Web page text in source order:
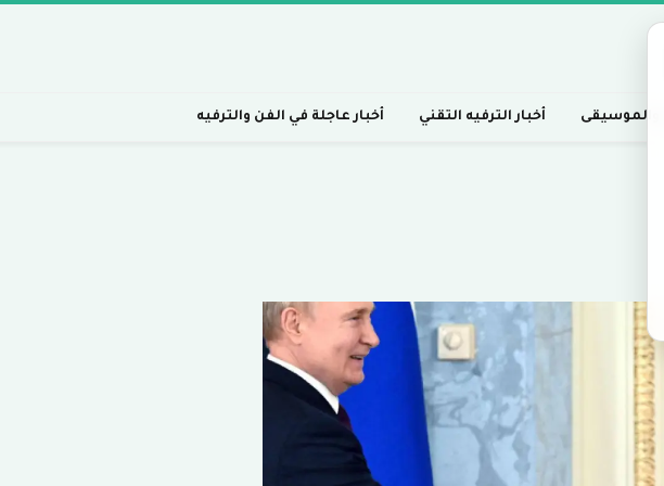
والموسيقى أخبار الترفيه التقني أخبار عاجلة في الفن والترفيه